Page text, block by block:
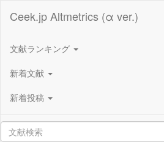
Ceek.jp Altmetrics (α ver.)
文献ランキング
新着文献
新着投稿